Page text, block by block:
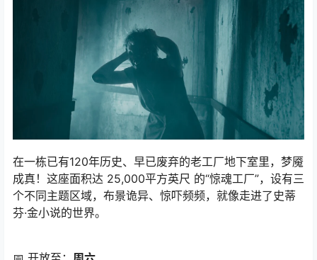
在一栋已有120年历史、早已废弃的老工厂地下室里，梦魇
成真！这座面积达 25,000平方英尺 的“惊魂工厂”，设有三
个不同主题区域，布景诡异、惊吓频频，就像走进了史蒂
芬·金小说的世界。